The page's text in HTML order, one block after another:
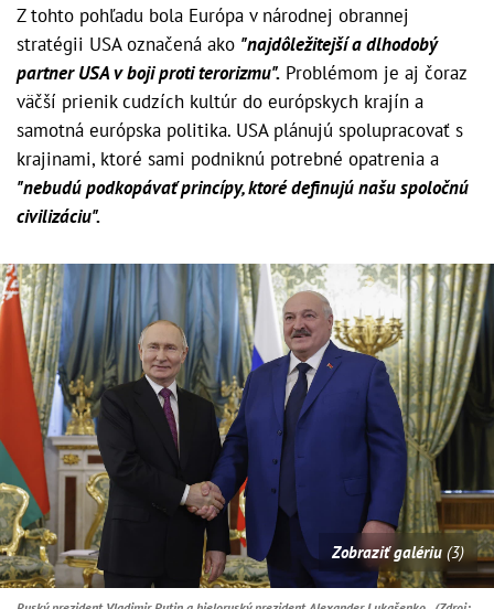
Z tohto pohľadu bola Európa v národnej obrannej
stratégii USA označená ako "najdôležitejší a dlhodobý
partner USA v boji proti terorizmu". Problémom je aj čoraz
väčší prienik cudzích kultúr do európskych krajín a
samotná európska politika. USA plánujú spolupracovať s
krajinami, ktoré sami podniknú potrebné opatrenia a
"nebudú podkopávať princípy, ktoré definujú našu spoločnú
civilizáciu".
Zobraziť galériu (3)